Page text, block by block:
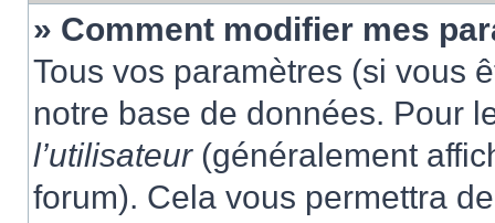
» Comment modifier mes
Tous vos paramètres (si vous
notre base de données. Pour
l’utilisateur(généralement
forum). Cela vous permettra